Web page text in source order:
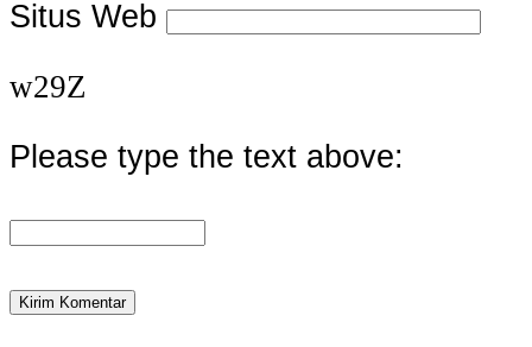
Situs Web
w29Z
Please type the text above: